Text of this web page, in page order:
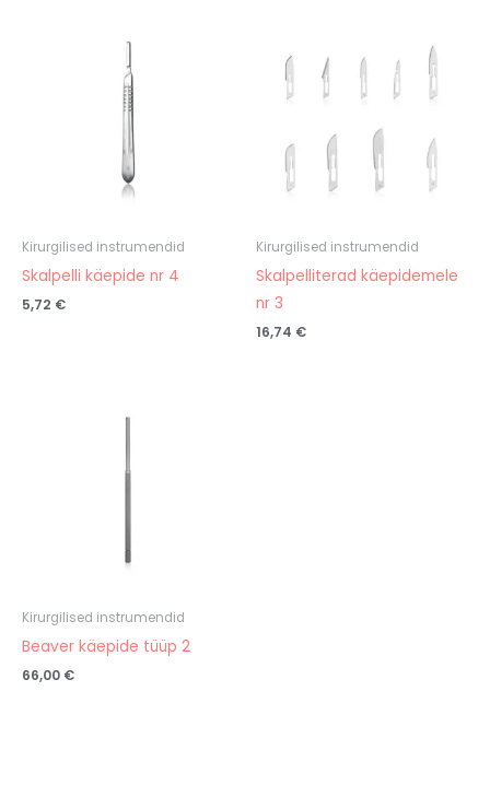
Kirurgilised instrumendid
Skalpelli käepide nr 4
5,72 €
Kirurgilised instrumendid
Skalpelliterad käepidemele
nr 3
16,74 €
Kirurgilised instrumendid
Beaver käepide tüüp 2
66,00 €